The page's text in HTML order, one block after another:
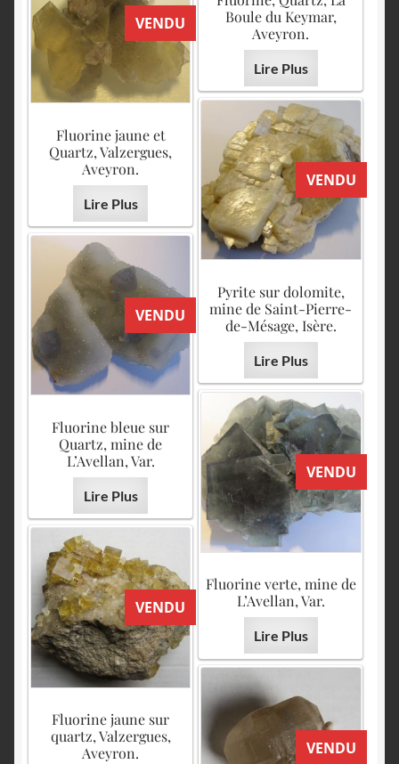
Boule du Keymar,
Aveyron.
Lire Plus
VENDU
Fluorine jaune et
Quartz, Valzergues,
Aveyron.
Lire Plus
VENDU
Pyrite sur dolomite,
mine de Saint-Pierre-
de-Mésage, Isère.
Lire Plus
VENDU
Fluorine bleue sur
Quartz, mine de
L’Avellan, Var.
Lire Plus
VENDU
Fluorine verte, mine de
L’Avellan, Var.
Lire Plus
VENDU
Fluorine jaune sur
quartz, Valzergues,
Aveyron.
VENDU